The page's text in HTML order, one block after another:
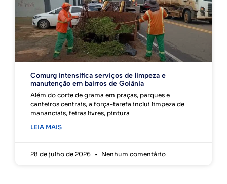
Comurg intensifica serviços de limpeza e
manutenção em bairros de Goiânia
Além do corte de grama em praças, parques e
canteiros centrais, a força-tarefa inclui limpeza de
mananciais, feiras livres, pintura
LEIA MAIS
28 de julho de 2026 Nenhum comentário